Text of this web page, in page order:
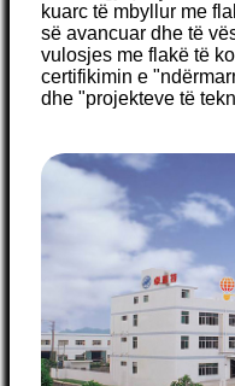
kuarc të mbyllur me
së avancuar dhe të
vulosjes me flakë të
certifikimin e
dhe "projekteve të